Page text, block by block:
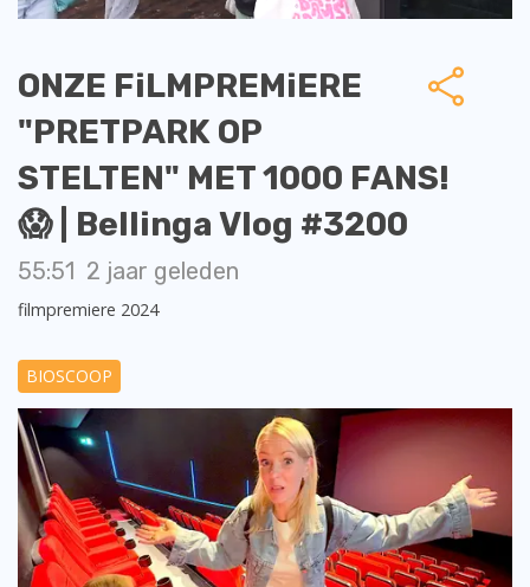
ONZE FiLMPREMiERE
"PRETPARK OP
STELTEN" MET 1000 FANS!
😱 | Bellinga Vlog #3200
55:51 2 jaar geleden
filmpremiere 2024
BIOSCOOP